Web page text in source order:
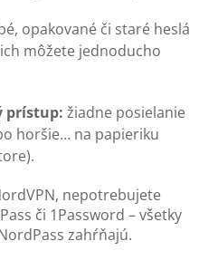
opakované či staré heslá
môžete jednoducho
prístup: žiadne posielanie
horšie… na papieriku
nepotrebujete
či 1Password – všetky
zahŕňajú.